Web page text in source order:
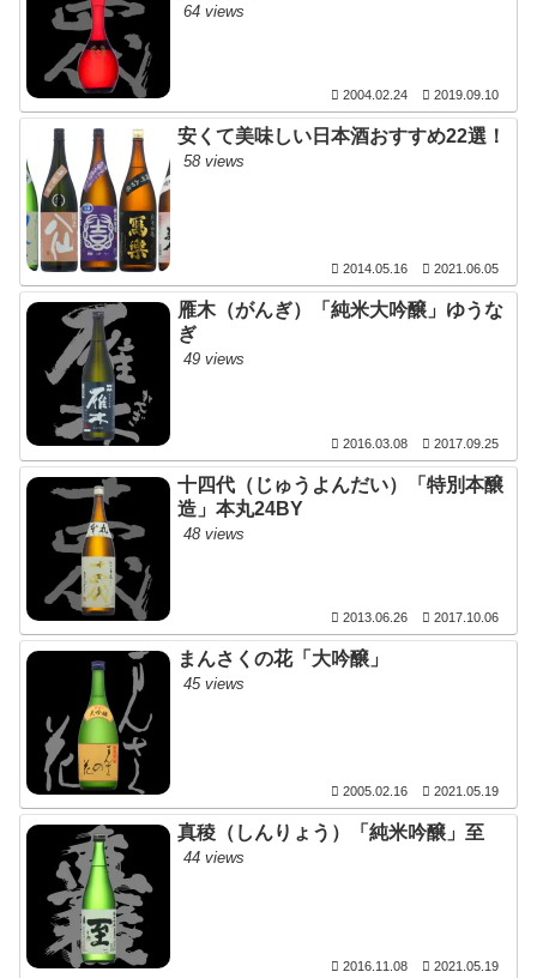
64 views
2004.02.24 2019.09.10
安くて美味しい日本酒おすすめ22選！
58 views
2014.05.16 2021.06.05
雁木（がんぎ）「純米大吟醸」ゆうな
ぎ
49 views
2016.03.08 2017.09.25
十四代（じゅうよんだい）「特別本醸
造」本丸24BY
48 views
2013.06.26 2017.10.06
まんさくの花「大吟醸」
45 views
2005.02.16 2021.05.19
真稜（しんりょう）「純米吟醸」至
44 views
2016.11.08 2021.05.19